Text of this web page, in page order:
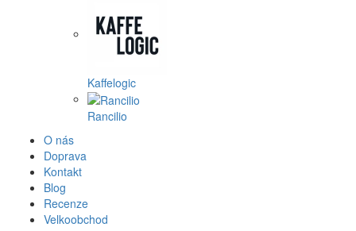
Kaffelogic
Rancilio
O nás
Doprava
Kontakt
Blog
Recenze
Velkoobchod